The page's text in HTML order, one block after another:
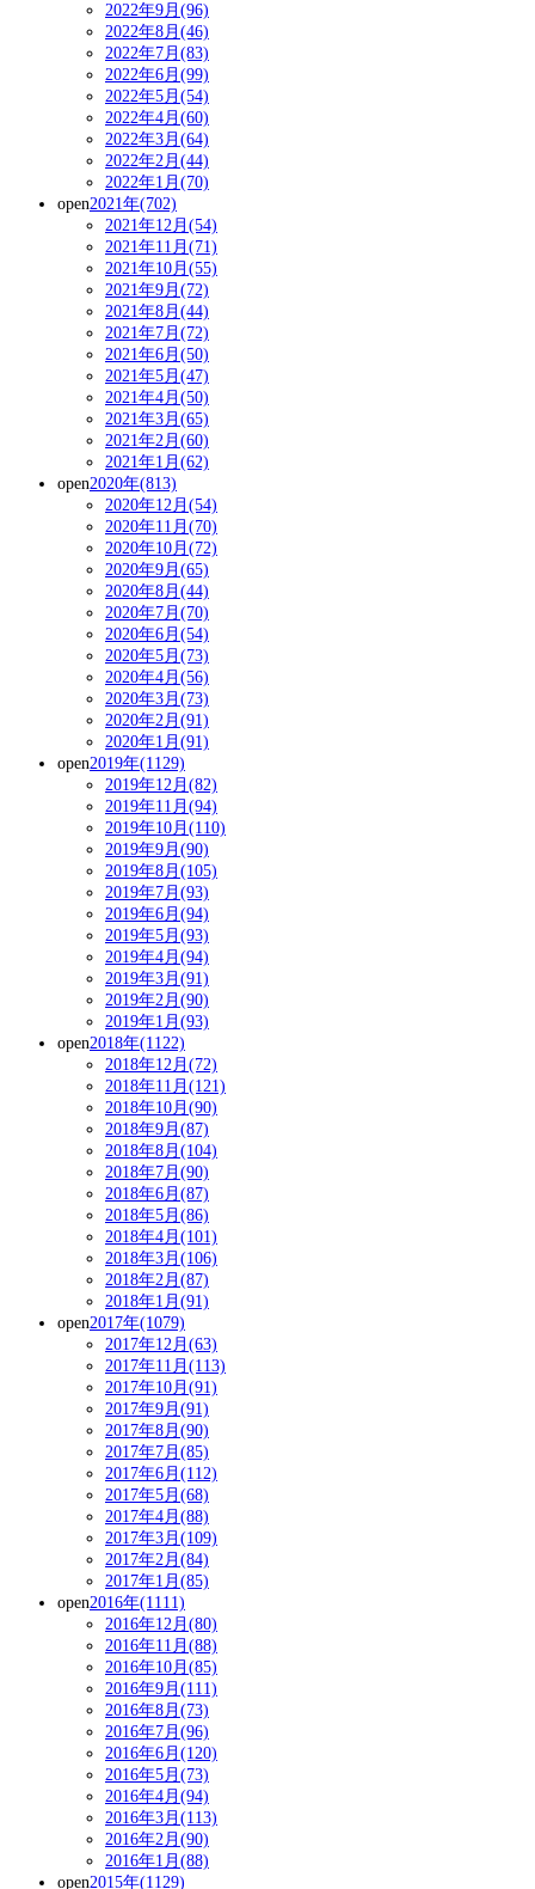
2022年9月(96)
2022年8月(46)
2022年7月(83)
2022年6月(99)
2022年5月(54)
2022年4月(60)
2022年3月(64)
2022年2月(44)
2022年1月(70)
open2021年(702)
2021年12月(54)
2021年11月(71)
2021年10月(55)
2021年9月(72)
2021年8月(44)
2021年7月(72)
2021年6月(50)
2021年5月(47)
2021年4月(50)
2021年3月(65)
2021年2月(60)
2021年1月(62)
open2020年(813)
2020年12月(54)
2020年11月(70)
2020年10月(72)
2020年9月(65)
2020年8月(44)
2020年7月(70)
2020年6月(54)
2020年5月(73)
2020年4月(56)
2020年3月(73)
2020年2月(91)
2020年1月(91)
open2019年(1129)
2019年12月(82)
2019年11月(94)
2019年10月(110)
2019年9月(90)
2019年8月(105)
2019年7月(93)
2019年6月(94)
2019年5月(93)
2019年4月(94)
2019年3月(91)
2019年2月(90)
2019年1月(93)
open2018年(1122)
2018年12月(72)
2018年11月(121)
2018年10月(90)
2018年9月(87)
2018年8月(104)
2018年7月(90)
2018年6月(87)
2018年5月(86)
2018年4月(101)
2018年3月(106)
2018年2月(87)
2018年1月(91)
open2017年(1079)
2017年12月(63)
2017年11月(113)
2017年10月(91)
2017年9月(91)
2017年8月(90)
2017年7月(85)
2017年6月(112)
2017年5月(68)
2017年4月(88)
2017年3月(109)
2017年2月(84)
2017年1月(85)
open2016年(1111)
2016年12月(80)
2016年11月(88)
2016年10月(85)
2016年9月(111)
2016年8月(73)
2016年7月(96)
2016年6月(120)
2016年5月(73)
2016年4月(94)
2016年3月(113)
2016年2月(90)
2016年1月(88)
open2015年(1129)